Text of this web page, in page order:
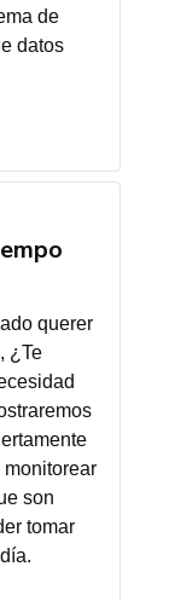
de
datos
querer
¿Te
monitorear
son
tomar